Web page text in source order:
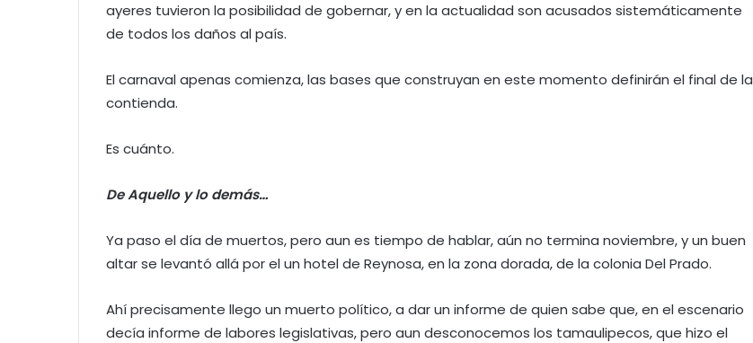
ayeres tuvieron la posibilidad de gobernar, y en la actualidad son acusados sistemáticamente
de todos los daños al país.
El carnaval apenas comienza, las bases que construyan en este momento definirán el final de la
contienda.
Es cuánto.
De Aquello y lo demás…
Ya paso el día de muertos, pero aun es tiempo de hablar, aún no termina noviembre, y un buen
altar se levantó allá por el un hotel de Reynosa, en la zona dorada, de la colonia Del Prado.
Ahí precisamente llego un muerto político, a dar un informe de quien sabe que, en el escenario
decía informe de labores legislativas, pero aun desconocemos los tamaulipecos, que hizo el